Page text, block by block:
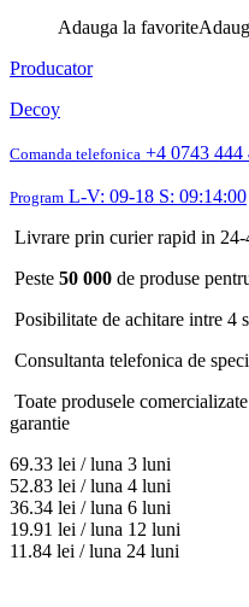
Adauga la favorite
Producator
Decoy
Comanda telefonica +4 0743 444
Program L-V: 09-18 S: 09:14:00
Livrare prin curier rapid in
Peste 50 000 de produse
Posibilitate de achitare intre 4
Consultanta telefonica de
Toate produsele
garantie
69.33 lei / luna 3 luni
52.83 lei / luna 4 luni
36.34 lei / luna 6 luni
19.91 lei / luna 12 luni
11.84 lei / luna 24 luni